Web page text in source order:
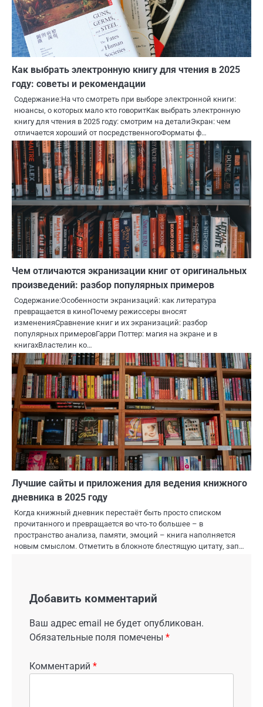
Как выбрать электронную книгу для чтения в 2025
году: советы и рекомендации
Содержание:На что смотреть при выборе электронной книги:
нюансы, о которых мало кто говоритКак выбрать электронную
книгу для чтения в 2025 году: смотрим на деталиЭкран: чем
отличается хороший от посредственногоФорматы ф…
Чем отличаются экранизации книг от оригинальных
произведений: разбор популярных примеров
Содержание:Особенности экранизаций: как литература
превращается в киноПочему режиссеры вносят
измененияСравнение книг и их экранизаций: разбор
популярных примеровГарри Поттер: магия на экране и в
книгахВластелин ко…
Лучшие сайты и приложения для ведения книжного
дневника в 2025 году
Когда книжный дневник перестаёт быть просто списком
прочитанного и превращается во что-то большее – в
пространство анализа, памяти, эмоций – книга наполняется
новым смыслом. Отметить в блокноте блестящую цитату, зап…
Добавить комментарий
Ваш адрес email не будет опубликован.
Обязательные поля помечены *
Комментарий *